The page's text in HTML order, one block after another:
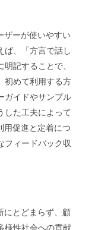
ザーが使いやすい
ば、「方言で話し
記することで、
初めて利用する方
ガイドやサンプル
した工夫によって
用促進と定着につ
フィードバック収
にとどまらず、顧
様性社会への貢献